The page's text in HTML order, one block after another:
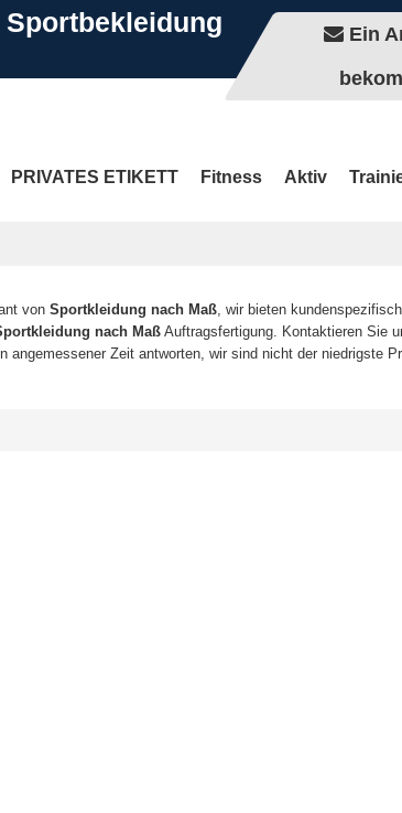
Ein
PRIVATES ETIKETT Fitness Aktiv
von Sportkleidung nach Maß, wir bieten
nach Maß Auftragsfertigung. Kontaktieren Sie
angemessener Zeit antworten, wir sind nicht der niedrigste